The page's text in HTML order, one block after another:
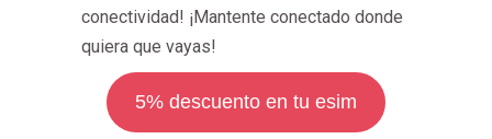
conectividad! ¡Mantente conectado donde
quiera que vayas!
5% descuento en tu esim